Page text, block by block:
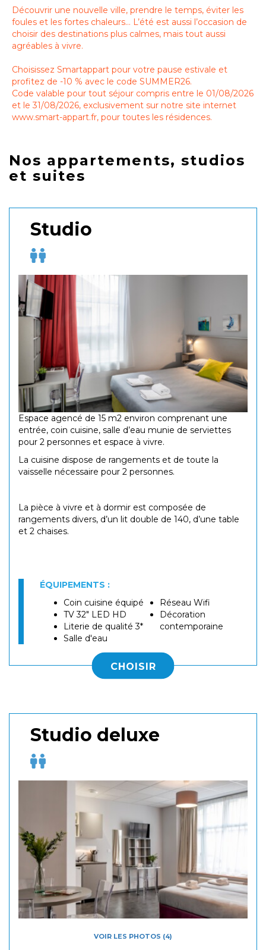
Découvrir une nouvelle ville, prendre le temps, éviter les
foules et les fortes chaleurs… L’été est aussi l’occasion de
choisir des destinations plus calmes, mais tout aussi
agréables à vivre.
Choisissez Smartappart pour votre pause estivale et
profitez de -10 % avec le code SUMMER26.
Code valable pour tout séjour compris entre le 01/08/2026
et le 31/08/2026, exclusivement sur notre site internet
www.smart-appart.fr, pour toutes les résidences.
Nos appartements, studios
et suites
Studio
Espace agencé de 15 m2 environ comprenant une
entrée, coin cuisine, salle d’eau munie de serviettes
pour 2 personnes et espace à vivre.
La cuisine dispose de rangements et de toute la
vaisselle nécessaire pour 2 personnes.
La pièce à vivre et à dormir est composée de
rangements divers, d’un lit double de 140, d’une table
et 2 chaises.
ÉQUIPEMENTS :
Coin cuisine équipé
TV 32" LED HD
Literie de qualité 3*
Salle d'eau
Réseau Wifi
Décoration
contemporaine
CHOISIR
Studio deluxe
VOIR LES PHOTOS (4)